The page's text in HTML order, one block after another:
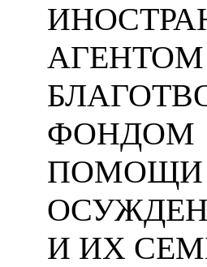
АГЕНТОМ
ФОНДОМ
ПОМОЩИ
И ИХ